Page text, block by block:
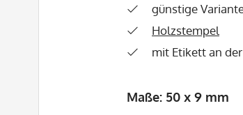
günstige
Holzstempel
mit Etikett an
Maße: 50 x 9 mm